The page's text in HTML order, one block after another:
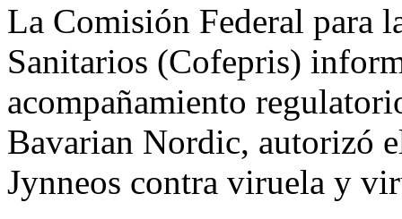
La Comisión Federal para
Sanitarios (Cofepris)
acompañamiento
Bavarian Nordic, autorizó
Jynneos contra viruela y